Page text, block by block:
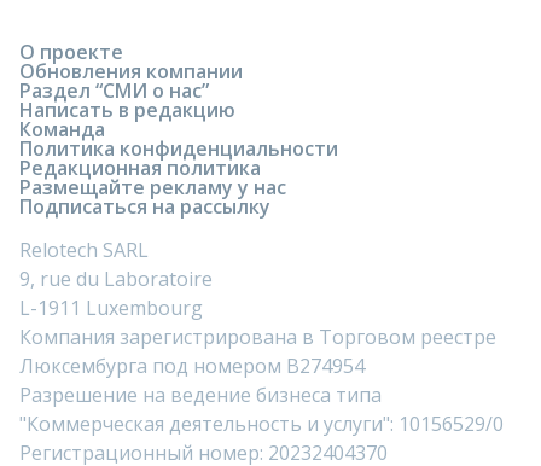
О проекте
Обновления компании
Раздел “СМИ о нас”
Написать в редакцию
Команда
Политика конфиденциальности
Редакционная политика
Размещайте рекламу у нас
Подписаться на рассылку
Relotech SARL
9, rue du Laboratoire
L-1911 Luxembourg
Компания зарегистрирована в Торговом реестре
Люксембурга под номером B274954
Разрешение на ведение бизнеса типа
"Коммерческая деятельность и услуги": 10156529/0
Регистрационный номер: 20232404370